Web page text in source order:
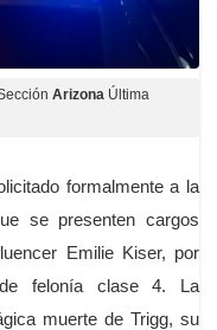
Sección Arizona Última
formalmente a la
se presenten cargos
Emilie Kiser, por
felonía clase 4. La
muerte de Trigg, su